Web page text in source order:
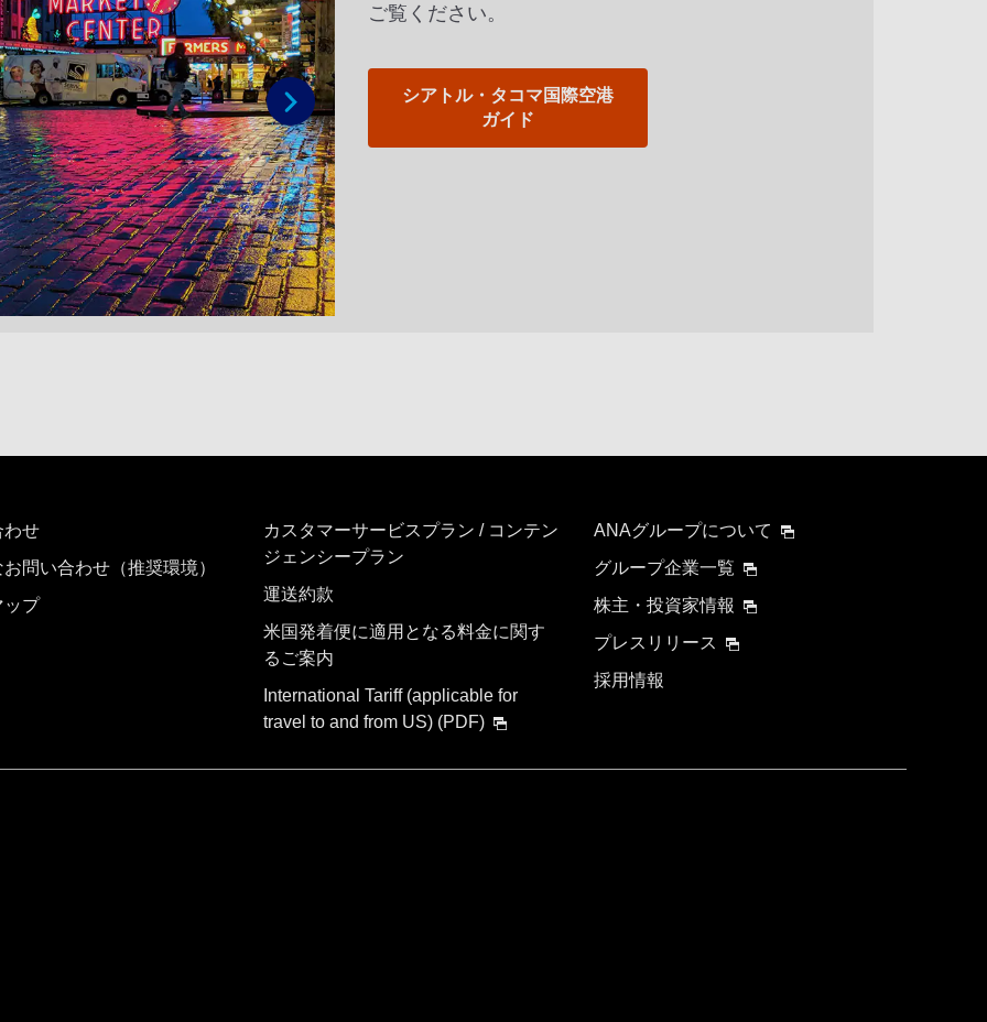
次へ
ご覧ください。
シアトル・タコマ国際空港
ガイド
わせ
問い合わせ（推奨環境）
ップ
カスタマーサービスプラン / コンテン
ジェンシープラン
運送約款
米国発着便に適用となる料金に関す
るご案内
International Tariff (applicable for
travel to and from US) (PDF)
ANAグループについて
グループ企業一覧
株主・投資家情報
プレスリリース
採用情報